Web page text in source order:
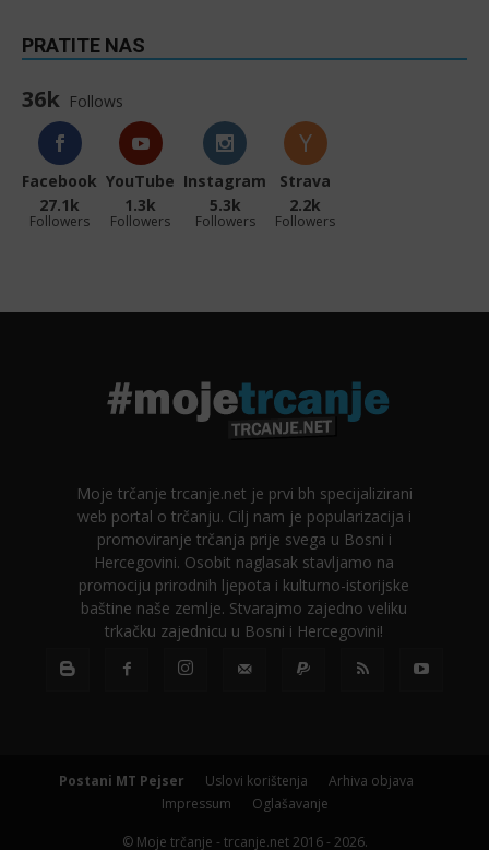
PRATITE NAS
36k Follows
Facebook
27.1k
Followers
YouTube
1.3k
Followers
Instagram
5.3k
Followers
Strava
2.2k
Followers
Moje trčanje trcanje.net je prvi bh specijalizirani
web portal o trčanju. Cilj nam je popularizacija i
promoviranje trčanja prije svega u Bosni i
Hercegovini. Osobit naglasak stavljamo na
promociju prirodnih ljepota i kulturno-istorijske
baštine naše zemlje. Stvarajmo zajedno veliku
trkačku zajednicu u Bosni i Hercegovini!
Postani MT Pejser Uslovi korištenja
Arhiva objava
Impressum
Oglašavanje
© Moje trčanje - trcanje.net 2016 - 2026.